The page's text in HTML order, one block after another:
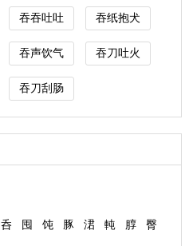
吞吞吐吐 吞纸抱犬
吞声饮气 吞刀吐火
吞刀刮肠
呑 囤 饨 豚 涒 軘 朜 臀